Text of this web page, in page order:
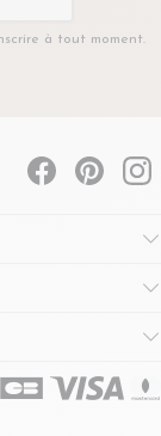
à tout moment.